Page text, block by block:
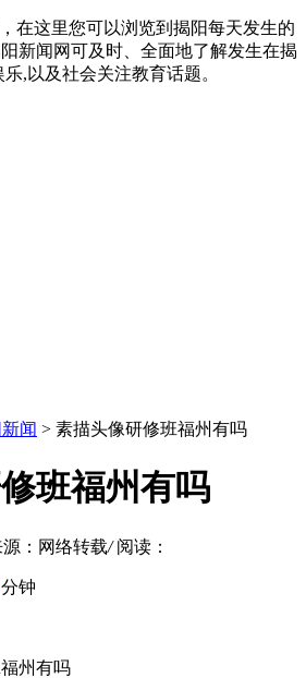
在这里您可以浏览到揭阳每天发生的
新闻网可及时、全面地了解发生在揭
,以及社会关注教育话题。
闻 > 素描头像研修班福州有吗
班福州有吗
源：网络转载/ 阅读：
分钟
州有吗